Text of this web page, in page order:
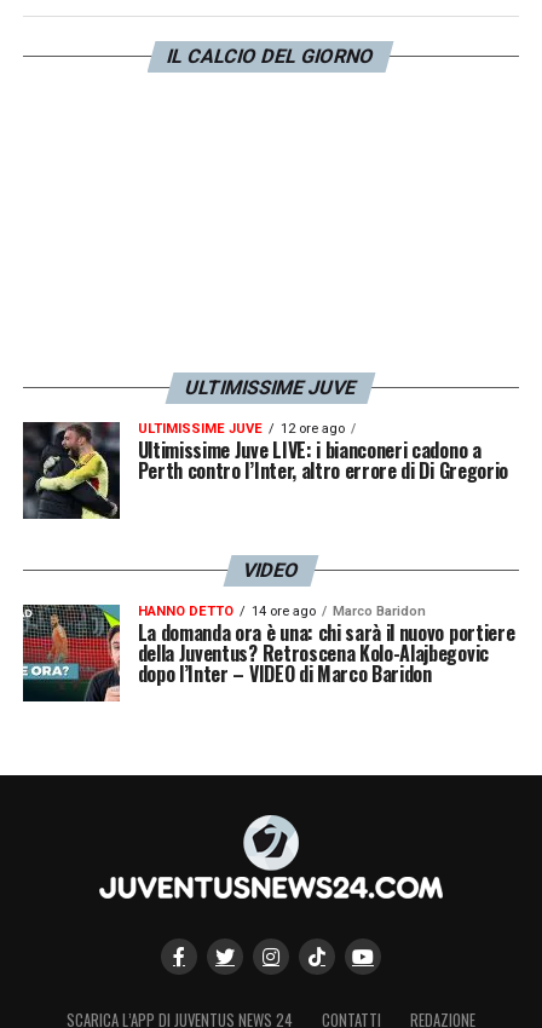
Blanco, presente anche l’ex capitano della
Alex Del Pieronel video ufficiale
IL CALCIO DEL GIORNO
ULTIMISSIME JUVE
ULTIMISSIME JUVE 12 ore ago
Ultimissime Juve LIVE: i bianconeri cadono a
Perth contro l’Inter, altro errore di Di Gregorio
VIDEO
HANNO DETTO 14 ore ago Marco Baridon
La domanda ora è una: chi sarà il nuovo portiere
della Juventus? Retroscena Kolo-Alajbegovic
dopo l’Inter – VIDEO di Marco Baridon
SCARICA L’APP DI JUVENTUS NEWS 24 CONTATTI REDAZIONE